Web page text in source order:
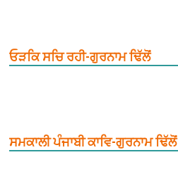
ਓੜਕਿ ਸਚਿ ਰਹੀ-ਗੁਰਨਾਮ ਢਿੱਲੋਂ
ਸਮਕਾਲੀ ਪੰਜਾਬੀ ਕਾਵਿ-ਗੁਰਨਾਮ ਢਿੱਲੋਂ